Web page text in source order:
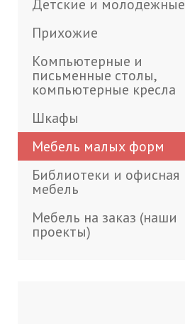
Детские и молодежные
Прихожие
Компьютерные и
письменные столы,
компьютерные кресла
Шкафы
Мебель малых форм
Библиотеки и офисная
мебель
Мебель на заказ (наши
проекты)